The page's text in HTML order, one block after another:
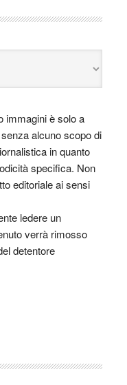
immagini è solo a
alcuno scopo di
in quanto
specifica. Non
editoriale ai sensi
ledere un
verrà rimosso
detentore